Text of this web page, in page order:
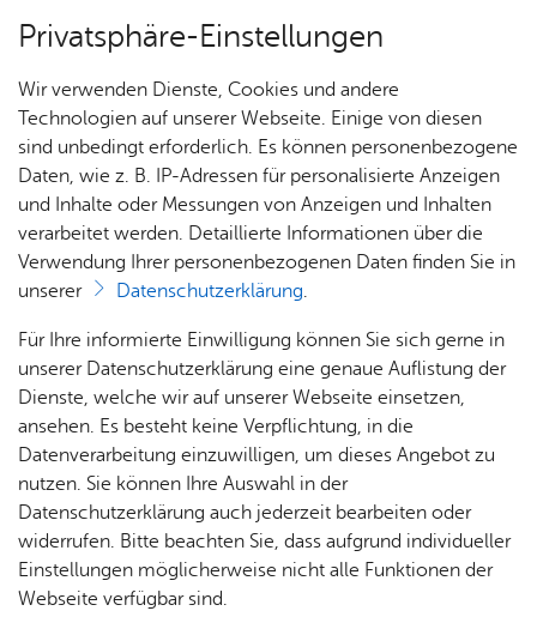
Über­sicht Bür­ger & Stadt
Rat­
haus &
Bür­
ger­
ser­vice
Rat­
häu­ser
& Orts­
ver­
wal­
Nach­
rich­
ten,
Vi­de­os
& Bil­
der
Me­di­
en­in­
for­ma­
tio­nen
Jobs
Stel­
len­an­
ge­bo­te
Aus­bil­
dung &
Stu­di­
um
Bauen
& Um­
welt
Geo­
da­ten
& 3D-
Stadt­
Ge­
sund­
heit &
kum
Ärzte &
Apo­
For­mu­la­re
Vor­le­sen
Prä­am­bel Ver­ga­be­kri­te­ri­en
Bau­grund­stü­cke Fried­richs­
ha­fen
Präambel Vergabekriterien Baugrundstücke
Friedrichshafen
Dienst­leis­tun­gen & Zu­stän­dig­keit
Privatsphäre-Einstellungen
Wir verwenden Dienste, Cookies und andere
Technologien auf unserer Webseite. Einige von diesen
sind unbedingt erforderlich. Es können personenbezogene
Daten, wie z. B. IP-Adressen für personalisierte Anzeigen
und Inhalte oder Messungen von Anzeigen und Inhalten
verarbeitet werden. Detaillierte Informationen über die
Verwendung Ihrer personenbezogenen Daten finden Sie in
unserer
Datenschutzerklärung.
Für Ihre informierte Einwilligung können Sie sich gerne in
unserer Datenschutzerklärung eine genaue Auflistung der
Dienste, welche wir auf unserer Webseite einsetzen,
ansehen. Es besteht keine Verpflichtung, in die
Datenverarbeitung einzuwilligen, um dieses Angebot zu
nutzen. Sie können Ihre Auswahl in der
Datenschutzerklärung auch jederzeit bearbeiten oder
widerrufen. Bitte beachten Sie, dass aufgrund individueller
Einstellungen möglicherweise nicht alle Funktionen der
Webseite verfügbar sind.